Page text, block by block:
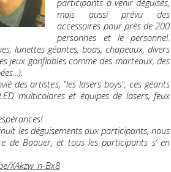
mais aussi prévu des
accessoires pour près de 200
personnes et le personnel.
lunettes géantes, boas, chapeaux, divers
jeux gonflables comme des marteaux, des
des artistes, "les lasers boys", ces géants
multicolores et équipes de lasers, feux
les déguisements aux participants, nous
de Baauer, et tous les participants s’ en
XAkzw_n-Bx8